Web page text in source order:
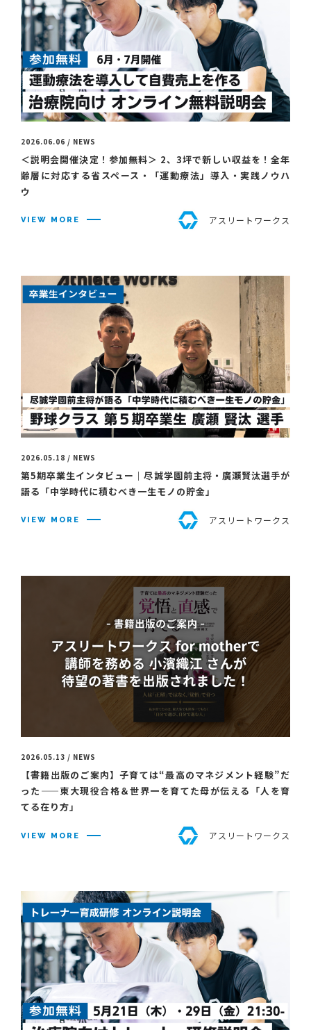
2026.06.06 / NEWS
＜説明会開催決定！参加無料＞ 2、3坪で新しい収益を！全年
齢層に対応する省スペース・「運動療法」導入・実践ノウハ
ウ
VIEW MORE アスリートワークス
2026.05.18 / NEWS
第5期卒業生インタビュー｜尽誠学園前主将・廣瀬賢汰選手が
語る「中学時代に積むべき一生モノの貯金」
VIEW MORE アスリートワークス
2026.05.13 / NEWS
【書籍出版のご案内】子育ては“最高のマネジメント経験”だ
った——東大現役合格＆世界一を育てた母が伝える「人を育
てる在り方」
VIEW MORE アスリートワークス